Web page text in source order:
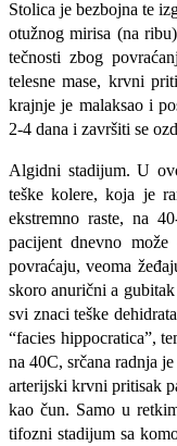
Stolica je bezbojna te
otužnog mirisa (na
tečnosti zbog
telesne mase, krvni
krajnje je malaksao i
2-4 dana i završiti se
Algidni stadijum. U
teške kolere, koja je
ekstremno raste, na
pacijent dnevno
povraćaju, veoma
skoro anurični a
svi znaci teške
“facies hippocratica”,
na 40C, srčana radnja
arte­rijski krvni pritisak
kao čun. Samo u
tifozni stadi­jum sa